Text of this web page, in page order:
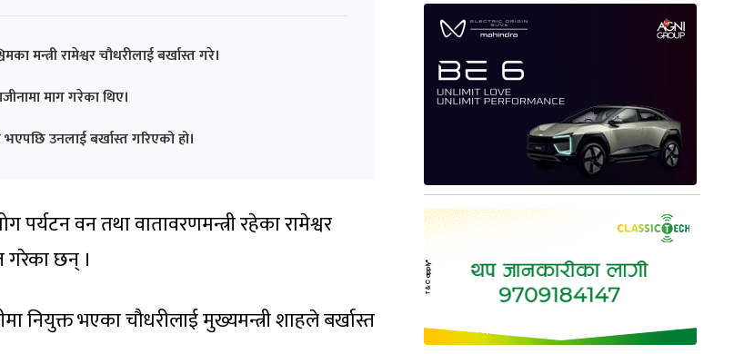
मन्त्री रामेश्वर चौधरीलाई बर्खास्त गरे।
माग गरेका थिए।
उनलाई बर्खास्त गरिएको हो।
पर्यटन वन तथा वातावरणमन्त्री रहेका रामेश्वर
गरेका छन् ।
नियुक्त भएका चौधरीलाई मुख्यमन्त्री शाहले बर्खास्त